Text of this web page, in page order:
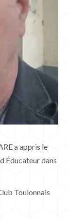
a appris le
Éducateur dans
Toulonnais